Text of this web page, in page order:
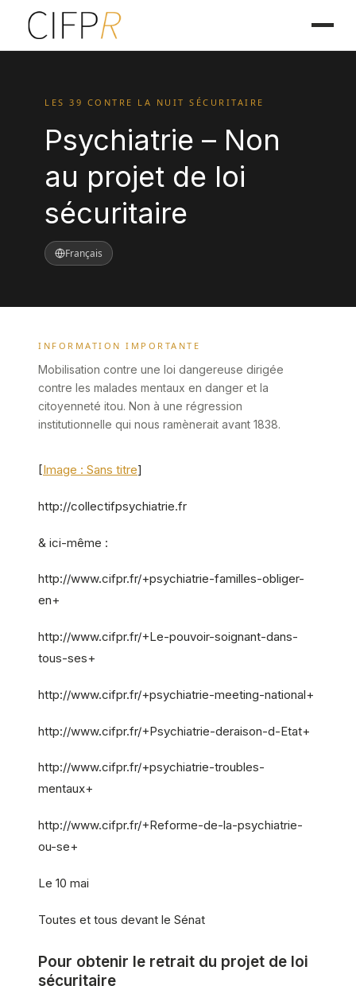
LES 39 CONTRE LA NUIT SÉCURITAIRE
Psychiatrie – Non
au projet de loi
sécuritaire
Français
INFORMATION IMPORTANTE
Mobilisation contre une loi dangereuse dirigée
contre les malades mentaux en danger et la
citoyenneté itou. Non à une régression
institutionnelle qui nous ramènerait avant 1838.
[Image : Sans titre]
http://collectifpsychiatrie.fr
& ici-même :
http://www.cifpr.fr/+psychiatrie-familles-obliger-
en+
http://www.cifpr.fr/+Le-pouvoir-soignant-dans-
tous-ses+
http://www.cifpr.fr/+psychiatrie-meeting-national+
http://www.cifpr.fr/+Psychiatrie-deraison-d-Etat+
http://www.cifpr.fr/+psychiatrie-troubles-
mentaux+
http://www.cifpr.fr/+Reforme-de-la-psychiatrie-
ou-se+
Le 10 mai
Toutes et tous devant le Sénat
Pour obtenir le retrait du projet de loi
sécuritaire